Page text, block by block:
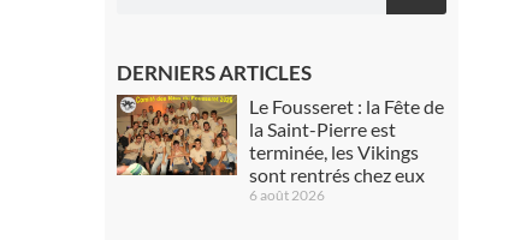
DERNIERS ARTICLES
Le Fousseret : la Fête de
la Saint-Pierre est
terminée, les Vikings
sont rentrés chez eux
6 août 2026